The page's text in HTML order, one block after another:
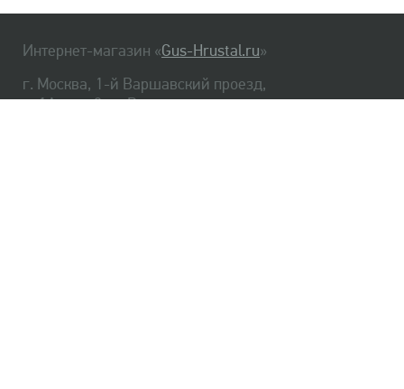
Интернет-магазин «Gus-Hrustal.ru»
г. Москва, 1-й Варшавский проезд,
д. 1А, стр. 3, м. Варшавская